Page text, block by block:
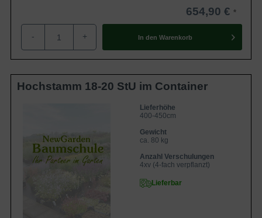
654,90 €
- + In den Warenkorb
Hochstamm 18-20 StU im Container
Lieferhöhe
400-450cm
Gewicht
ca. 80 kg
Anzahl Verschulungen
4xv (4-fach verpflanzt)
Lieferbar